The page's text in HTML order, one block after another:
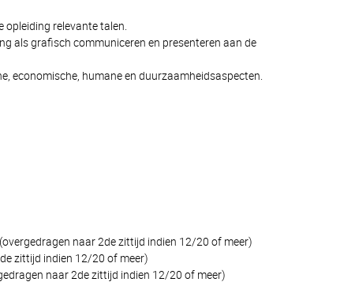
opleiding relevante talen.
als grafisch communiceren en presenteren aan de
economische, humane en duurzaamheidsaspecten.
naar 2de zittijd indien 12/20 of meer)
zittijd indien 12/20 of meer)
naar 2de zittijd indien 12/20 of meer)